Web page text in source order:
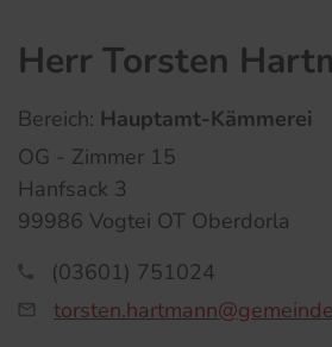
Herr Torsten
Bereich: Hauptamt-Kämmerei
OG - Zimmer 15
Hanfsack 3
99986 Vogtei OT Oberdorla
(03601) 751024